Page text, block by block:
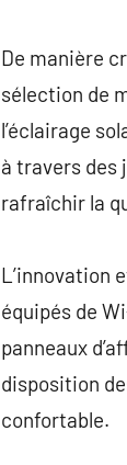
De manière
sélection de
l’éclairage
à travers des
rafraîchir la
L’innovation
équipés de
panneaux
disposition
confortable.